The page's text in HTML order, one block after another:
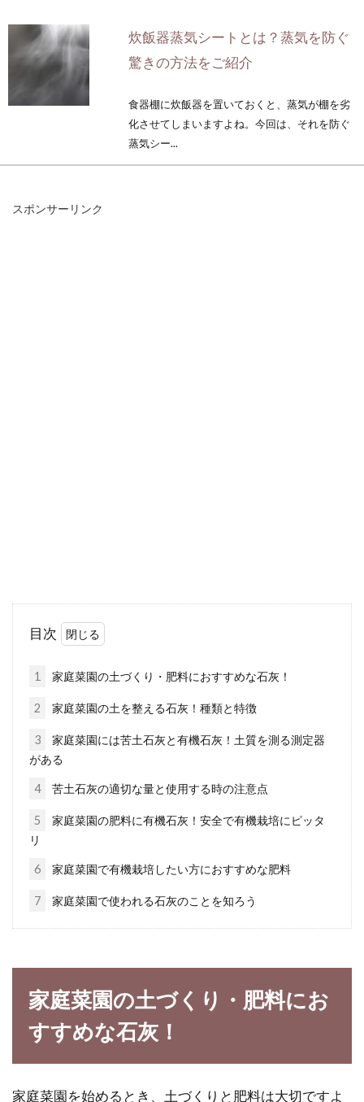
炊飯器蒸気シートとは？蒸気を防ぐ
驚きの方法をご紹介
食器棚に炊飯器を置いておくと、蒸気が棚を劣
化させてしまいますよね。今回は、それを防ぐ
蒸気シー...
女性は玄米ダイエットを！
有名です...
内持ち込みに味噌はOK？
長期休暇があるときは、飛行機で海外旅行に出
さんの海...
特徴や栄養の違いとは？
和食と洋食、皆さんはどちらが好みですか？和
食は洋食と違い、ヘルシーなイメージですよ
スポンサーリンク
目次
1 家庭菜園の土づくり・肥料におすすめな石灰！
2 家庭菜園の土を整える石灰！種類と特徴
3
家庭菜園には苦土石灰と有機石灰！土質を測る測定器
がある
4 苦土石灰の適切な量と使用する時の注意点
5
家庭菜園の肥料に有機石灰！安全で有機栽培にピッタ
リ
6 家庭菜園で有機栽培したい方におすすめな肥料
7 家庭菜園で使われる石灰のことを知ろう
家庭菜園の土づくり・肥料にお
すすめな石灰！
家庭菜園を始めるとき、土づくりと肥料は大切ですよ